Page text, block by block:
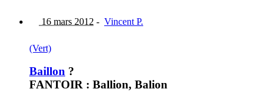
16 mars 2012 - Vincent P.
(Vert)
Baillon ?
FANTOIR : Ballion, Balion